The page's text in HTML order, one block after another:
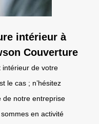
intérieur à
Couverture
intérieur de votre
le cas ; n’hésitez
de notre entreprise
en activité